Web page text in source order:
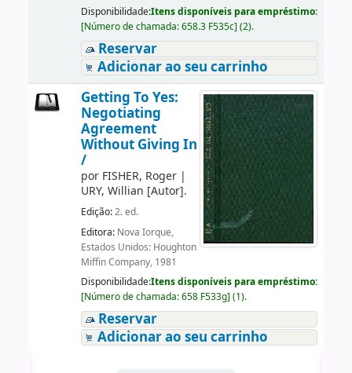
Disponibilidade:Itens disponíveis para empréstimo:
[Número de chamada:658.3 F535c] (2).
Reservar
Adicionar ao seu carrinho
Getting To Yes:
Negotiating
Agreement
Without Giving In
/
por FISHER, Roger|
URY, Willian [Autor].
Edição:2. ed.
Editora: Nova Iorque,
Estados Unidos: Houghton
Miffin Company, 1981
Disponibilidade:Itens disponíveis para empréstimo:
[Número de chamada:658 F533g] (1).
Reservar
Adicionar ao seu carrinho